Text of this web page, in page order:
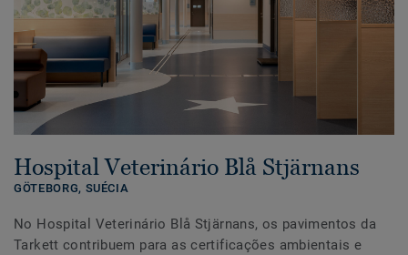
Hospital Veterinário Blå Stjärnans
GÖTEBORG, SUÉCIA
No Hospital Veterinário Blå Stjärnans, os pavimentos da
Tarkett contribuem para as certificações ambientais e